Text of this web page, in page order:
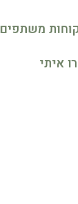
משתפים
איתי